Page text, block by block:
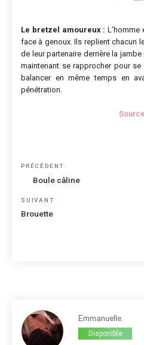
Le bretzel amoureux :
face à genoux. Ils replient chacun
de leur partenaire derrière la
maintenant se rapprocher pour se
balancer en même temps en
pénétration.
Navigation
Article
précédent
PRÉCÉDENT
Boule câline
Article
suivant
SUIVANT
Brouette
Emmanuelle
Disponible